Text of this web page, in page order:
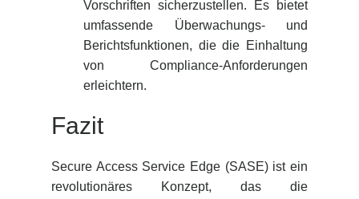
Vorschriften sicherzustellen. Es bietet
umfassende Überwachungs- und
Berichtsfunktionen, die die Einhaltung
von Compliance-Anforderungen
erleichtern.
Fazit
Secure Access Service Edge (SASE) ist ein
revolutionäres Konzept, das die